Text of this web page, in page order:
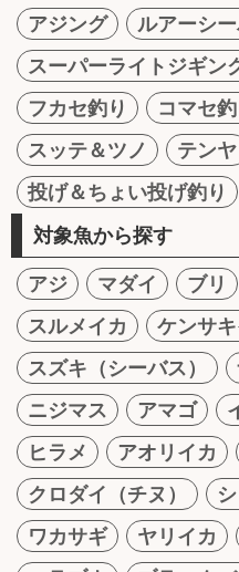
アジング ルアーシ
スーパーライトジギン
フカセ釣り
コマセ釣
スッテ＆ツノ
テンヤ
投げ＆ちょい投げ釣り
対象魚から探す
アジ マダイ ブリ
スルメイカ
ケンサ
スズキ（シーバス）
ニジマス
アマゴ
ヒラメ
アオリイカ
クロダイ（チヌ）
ワカサギ
ヤリイカ